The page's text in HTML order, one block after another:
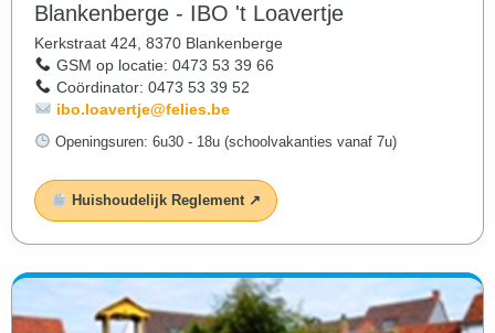
Blankenberge - IBO 't Loavertje
Kerkstraat 424, 8370 Blankenberge
GSM op locatie: 0473 53 39 66
Coördinator: 0473 53 39 52
ibo.loavertje@felies.be
Openingsuren: 6u30 - 18u (schoolvakanties vanaf 7u)
Huishoudelijk Reglement ↗